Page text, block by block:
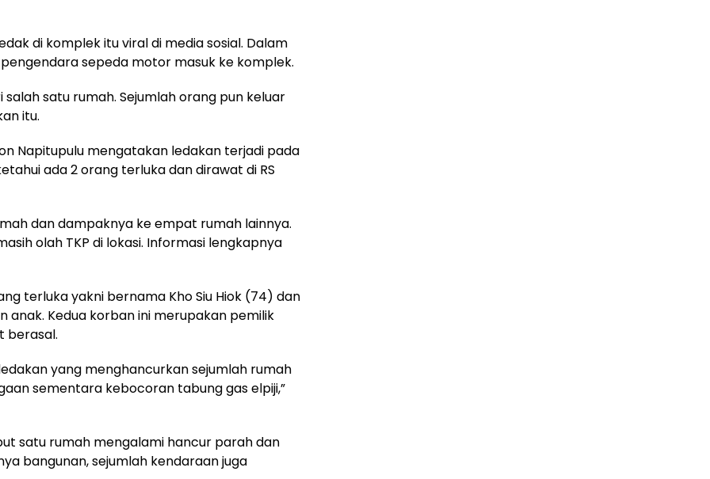
di komplek itu viral di media sosial. Dalam
sepeda motor masuk ke komplek.
satu rumah. Sejumlah orang pun keluar
itu.
Napitupulu mengatakan ledakan terjadi pada
ada 2 orang terluka dan dirawat di RS
dan dampaknya ke empat rumah lainnya.
olah TKP di lokasi. Informasi lengkapnya
terluka yakni bernama Kho Siu Hiok (74) dan
anak. Kedua korban ini merupakan pemilik
berasal.
yang menghancurkan sejumlah rumah
sementara kebocoran tabung gas elpiji,”
satu rumah mengalami hancur parah dan
bangunan, sejumlah kendaraan juga